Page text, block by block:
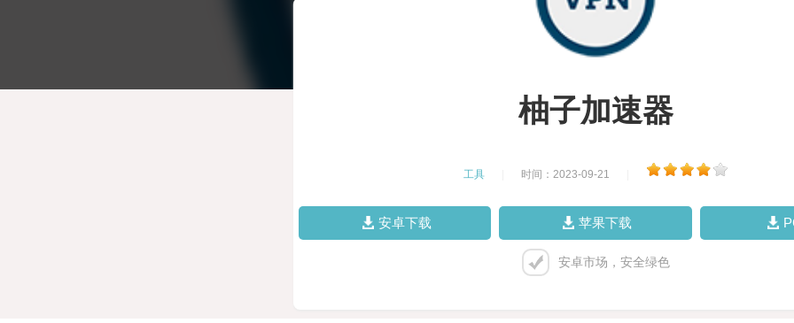
柚子加速器
工具 时间：2023-09-21
安卓下载 苹果下载
安卓市场，安全绿色